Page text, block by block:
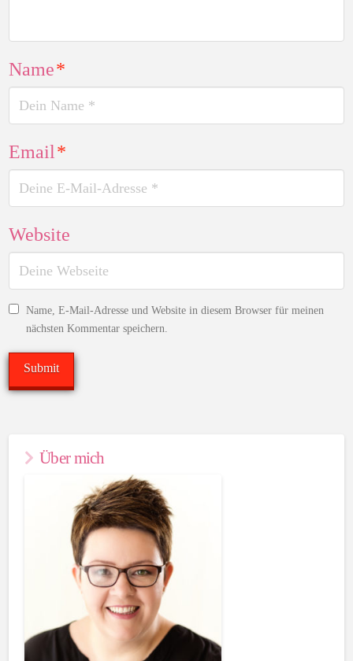
Name*
Email*
Website
Name, E-Mail-Adresse und Website in diesem Browser für meinen
nächsten Kommentar speichern.
Über mich